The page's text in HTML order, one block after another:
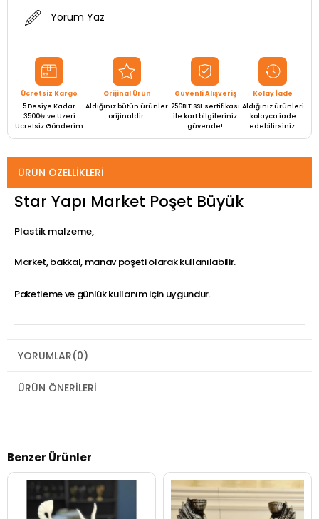
Yorum Yaz
Ücretsiz Kargo
5 Desiye Kadar
3500₺ ve Üzeri
Ücretsiz Gönderim
Orijinal Ürün
Aldığınız bütün ürünler
orijinaldir.
Güvenli Alışveriş
256BIT SSL sertifikası
ile kart bilgileriniz
güvende!
Kolay İade
Aldığınız ürünleri
kolayca iade
edebilirsiniz.
ÜRÜN ÖZELLIKLERI
Star Yapı Market Poşet Büyük
Plastik malzeme,
Market, bakkal, manav poşeti olarak kullanılabilir.
Paketleme ve günlük kullanım için uygundur.
YORUMLAR(0)
ÜRÜN ÖNERILERI
Benzer Ürünler